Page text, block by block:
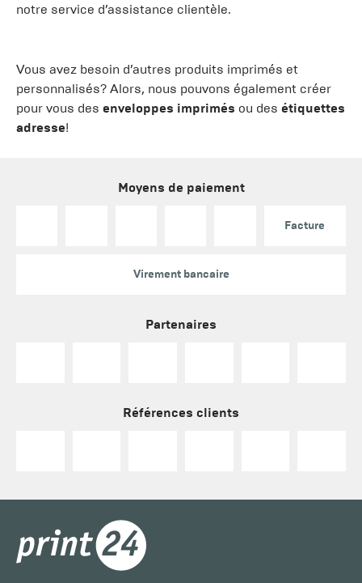
notre service d’assistance clientèle.
Vous avez besoin d’autres produits imprimés et
personnalisés? Alors, nous pouvons également créer
pour vous des enveloppes imprimés ou des étiquettes
adresse!
Moyens de paiement
Facture
Virement bancaire
Partenaires
Références clients